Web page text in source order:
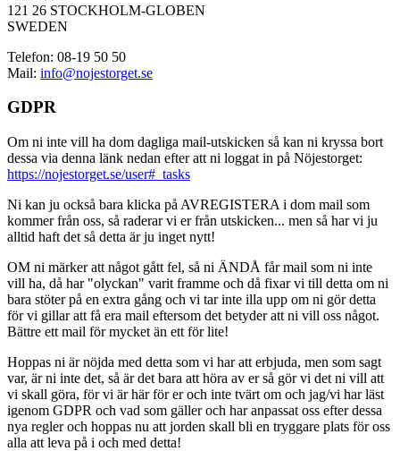
121 26 STOCKHOLM-GLOBEN
SWEDEN
Telefon: 08-19 50 50
Mail: info@nojestorget.se
GDPR
Om ni inte vill ha dom dagliga mail-utskicken så kan ni kryssa bort
dessa via denna länk nedan efter att ni loggat in på Nöjestorget:
https://nojestorget.se/user#_tasks
Ni kan ju också bara klicka på AVREGISTERA i dom mail som
kommer från oss, så raderar vi er från utskicken... men så har vi ju
alltid haft det så detta är ju inget nytt!
OM ni märker att något gått fel, så ni ÄNDÅ får mail som ni inte
vill ha, då har "olyckan" varit framme och då fixar vi till detta om ni
bara stöter på en extra gång och vi tar inte illa upp om ni gör detta
för vi gillar att få era mail eftersom det betyder att ni vill oss något.
Bättre ett mail för mycket än ett för lite!
Hoppas ni är nöjda med detta som vi har att erbjuda, men som sagt
var, är ni inte det, så är det bara att höra av er så gör vi det ni vill att
vi skall göra, för vi är här för er och inte tvärt om och jag/vi har läst
igenom GDPR och vad som gäller och har anpassat oss efter dessa
nya regler och hoppas nu att jorden skall bli en tryggare plats för oss
alla att leva på i och med detta!